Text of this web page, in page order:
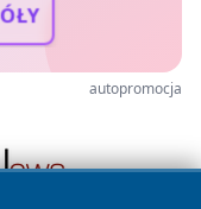
autopromocja